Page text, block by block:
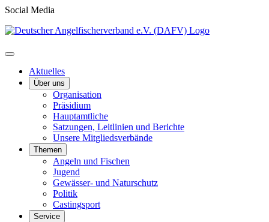
Social Media
Aktuelles
Über uns
Organisation
Präsidium
Hauptamtliche
Satzungen, Leitlinien und Berichte
Unsere Mitgliedsverbände
Themen
Angeln und Fischen
Jugend
Gewässer- und Naturschutz
Politik
Castingsport
Service